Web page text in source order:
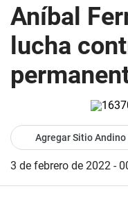
Aníbal
lucha
Agregar Sitio Andino
3 de febrero de 2022 -